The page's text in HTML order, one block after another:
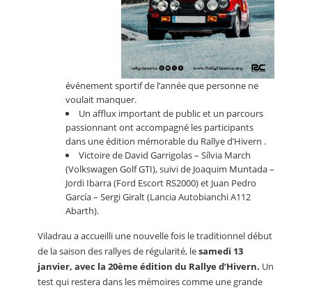
événement sportif de l’année que personne ne
voulait manquer.
Un afflux important de public et un parcours
passionnant ont accompagné les participants
dans une édition mémorable du Rallye d’Hivern .
Victoire de David Garrigolas – Sílvia March
(Volkswagen Golf GTI), suivi de Joaquim Muntada –
Jordi Ibarra (Ford Escort RS2000) et Juan Pedro
García – Sergi Giralt (Lancia Autobianchi A112
Abarth).
Viladrau a accueilli une nouvelle fois le traditionnel début
de la saison des rallyes de régularité, lesamedi 13
janvier, avec la 20ème édition du Rallye d’Hivern. Un
test qui restera dans les mémoires comme une grande